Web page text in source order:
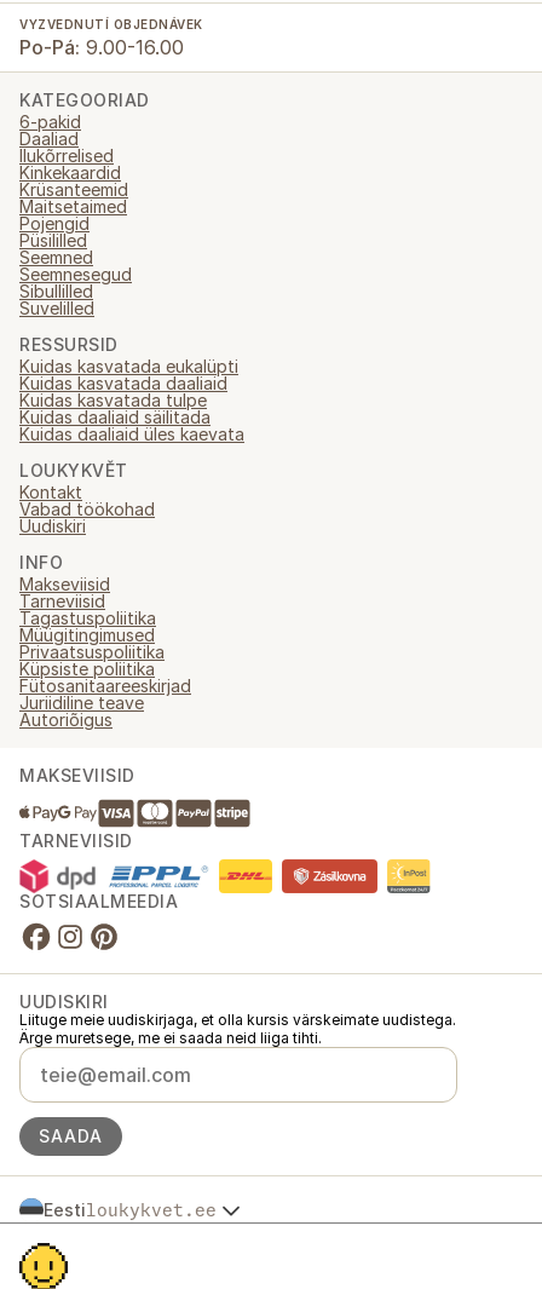
VYZVEDNUTÍ OBJEDNÁVEK
Po-Pá: 9.00-16.00
KATEGOORIAD
6-pakid
Daaliad
Ilukõrrelised
Kinkekaardid
Krüsanteemid
Maitsetaimed
Pojengid
Püsililled
Seemned
Seemnesegud
Sibullilled
Suvelilled
RESSURSID
Kuidas kasvatada eukalüpti
Kuidas kasvatada daaliaid
Kuidas kasvatada tulpe
Kuidas daaliaid säilitada
Kuidas daaliaid üles kaevata
LOUKYKVĚT
Kontakt
Vabad töökohad
Uudiskiri
INFO
Makseviisid
Tarneviisid
Tagastuspoliitika
Müügitingimused
Privaatsuspoliitika
Küpsiste poliitika
Fütosanitaareeskirjad
Juriidiline teave
Autoriõigus
MAKSEVIISID
TARNEVIISID
SOTSIAALMEEDIA
UUDISKIRI
Liituge meie uudiskirjaga, et olla kursis värskeimate uudistega.
Ärge muretsege, me ei saada neid liiga tihti.
SAADA
Eestiloukykvet.ee
Slovensko
Polska
© 2016 →
Loukykvět s.r.o. on registreeritud Praha linnakohtu äriregistris (osa C,